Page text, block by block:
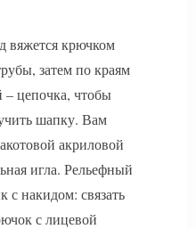
вяжется крючком
затем по краям
– цепочка, чтобы
шапку. Вам
акриловой
игла. Рельефный
накидом: связать
с лицевой